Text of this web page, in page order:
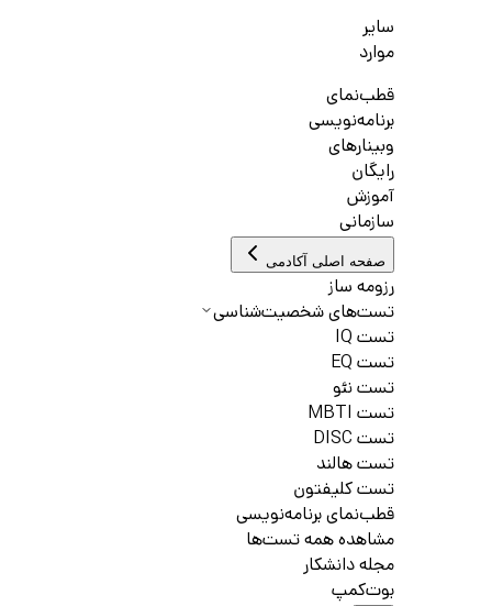
سایر
موارد
قطب‌نمای
برنامه‌نویسی
وبینارهای
رایگان
آموزش
سازمانی
صفحه اصلی آکادمی
رزومه ساز
تست‌های شخصیت‌شناسی
تست IQ
تست EQ
تست نئو
تست MBTI
تست DISC
تست هالند
تست کلیفتون
قطب‌نمای برنامه‌نویسی
مشاهده همه تست‌ها
مجله دانشکار
بوت‌کمپ